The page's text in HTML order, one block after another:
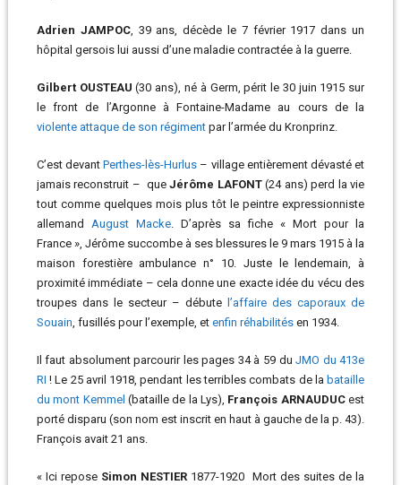
Adrien JAMPOC, 39 ans, décède le 7 février 1917 dans un
hôpital gersois lui aussi d’une maladie contractée à la guerre.
Gilbert OUSTEAU (30 ans), né à Germ, périt le 30 juin 1915 sur
le front de l’Argonne à Fontaine-Madame au cours de la
violente attaque de son régimentpar l’armée du Kronprinz.
C’est devantPerthes-lès-Hurlus – village entièrement dévasté et
jamais reconstruit – queJérôme LAFONT(24 ans) perd la vie
tout comme quelques mois plus tôt le peintre expressionniste
allemand August Macke. D’après sa fiche « Mort pour la
France », Jérôme succombe à ses blessures le 9 mars 1915 à la
maison forestière ambulance n° 10. Juste le lendemain, à
proximité immédiate – cela donne une exacte idée du vécu des
troupes dans le secteur – débute l’affaire des caporaux de
Souain, fusillés pour l’exemple, et enfin réhabilitésen 1934.
Il faut absolument parcourir les pages 34 à 59 duJMO du 413e
RI ! Le 25 avril 1918, pendant les terribles combats de la bataille
du mont Kemmel (bataille de la Lys), François ARNAUDUCest
porté disparu (son nom est inscrit en haut à gauche de la p. 43).
François avait 21 ans.
« Ici repose Simon NESTIER 1877-1920 Mort des suites de la